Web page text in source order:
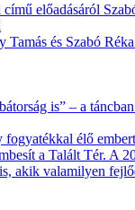
előadásáról
Tamás és Szabó
is” – a
élő
a Talált Tér. A
akik valamilyen